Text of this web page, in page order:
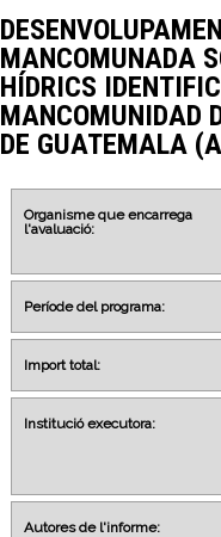
MANCOMUNADA
HÍDRICS
MANCOMUNIDAD
DE GUATEMALA
Organisme que encarrega
l'avaluació:
Període del programa:
Import total:
Institució executora:
Autores de l'informe: